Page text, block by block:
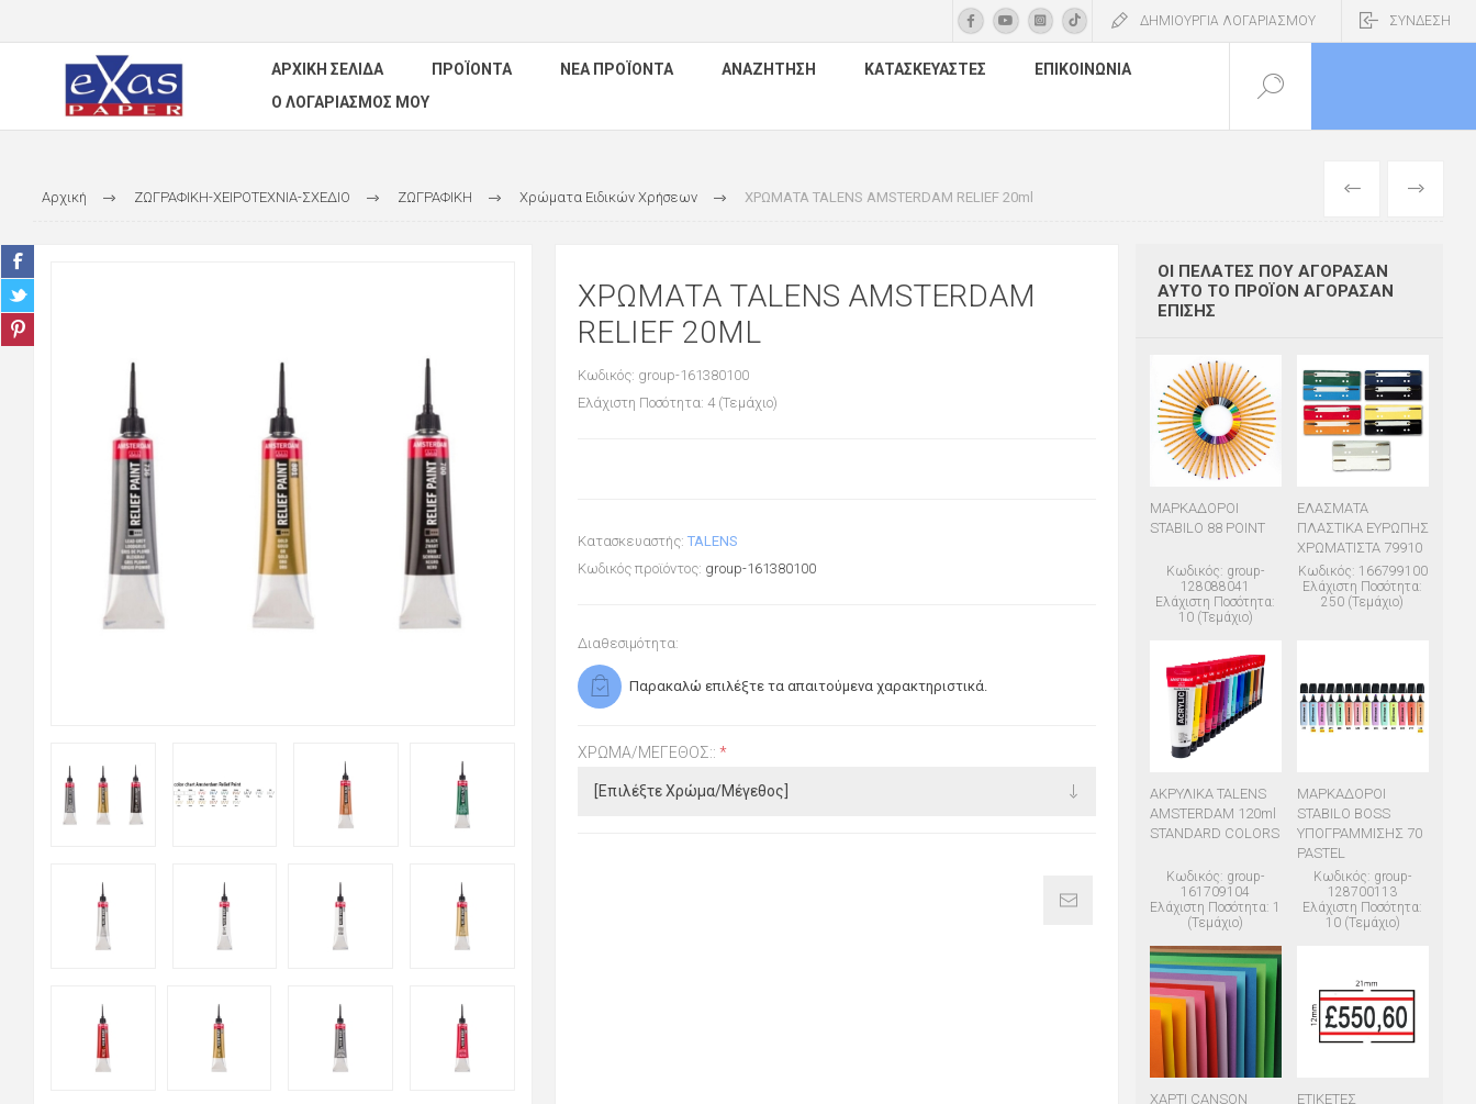
ΔΗΜΙΟΥΡΓΙΑ ΛΟΓΑΡΙΑΣΜΟΥ ΣΥΝΔΕΣΗ
ΑΡΧΙΚΉ ΣΕΛΊΔΑ ΠΡΟΪΌΝΤΑ ΝΈΑ ΠΡΟΪΌΝΤΑ ΑΝΑΖΉΤΗΣΗ ΚΑΤΑΣΚΕΥΑΣΤΈΣ
ΕΠΙΚΟΙΝΩΝΊΑ
Ο ΛΟΓΑΡΙΑΣΜΌΣ ΜΟΥ
Αρχική ΖΩΓΡΑΦΙΚΗ-ΧΕΙΡΟΤΕΧΝΙΑ-ΣΧΕΔΙΟ ΖΩΓΡΑΦΙΚΗ Χρώματα Ειδικών Χρήσεων ΧΡΩΜΑΤΑ TALENS AMSTERDAM RELIEF 20ml ΕΠΌΜΕΝΟ
ΧΡΩΜΑΤΑ TALENS AMSTERDAM
RELIEF 20ML
Κωδικός: group-161380100
Ελάχιστη Ποσότητα: 4 (Τεμάχιο)
Κατασκευαστής: TALENS
Κωδικός προϊόντος: group-161380100
Διαθεσιμότητα:
Παρακαλώ επιλέξτε τα απαιτούμενα χαρακτηριστικά.
ΧΡΏΜΑ/ΜΈΓΕΘΟΣ:: *
ΟΙ ΠΕΛΆΤΕΣ ΠΟΥ ΑΓΌΡΑΣΑΝ
ΑΥΤΌ ΤΟ ΠΡΟΪΌΝ ΑΓΌΡΑΣΑΝ
ΕΠΊΣΗΣ
ΜΑΡΚΑΔΟΡΟΙ
STABILO 88 POINT
Κωδικός: group-
128088041
Ελάχιστη Ποσότητα:
10 (Τεμάχιο)
ΕΛΑΣΜΑΤΑ
ΠΛΑΣΤΙΚΑ ΕΥΡΩΠΗΣ
ΧΡΩΜΑΤΙΣΤΑ 79910
Κωδικός: 166799100
Ελάχιστη Ποσότητα:
250 (Τεμάχιο)
ΑΚΡΥΛΙΚΑ TALENS
AMSTERDAM 120ml
STANDARD COLORS
Κωδικός: group-
161709104
Ελάχιστη Ποσότητα: 1
(Τεμάχιο)
ΜΑΡΚΑΔΟΡΟΙ
STABILO BOSS
ΥΠΟΓΡΑΜΜΙΣΗΣ 70
PASTEL
Κωδικός: group-
128700113
Ελάχιστη Ποσότητα:
10 (Τεμάχιο)
ΧΑΡΤΙ CANSON
ΕΤΙΚΕΤΕΣ